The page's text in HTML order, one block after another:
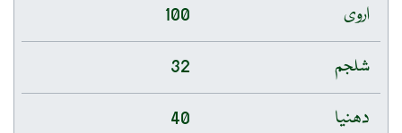
اروی
100
شلجم
32
دھنیا
40